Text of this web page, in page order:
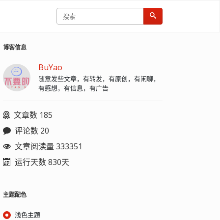
博客信息
BuYao
随意发些文章，有转发，有原创，有闲聊，
有感想，有信息，有广告
文章数 185
评论数 20
文章阅读量 333351
运行天数 830天
主题配色
浅色主题